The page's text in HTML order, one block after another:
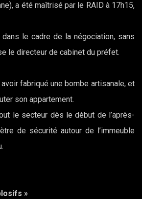
a été maîtrisé par le RAID à 17h15,
le cadre de la négociation, sans
le directeur de cabinet du préfet.
avoir fabriqué une bombe artisanale, et
son appartement.
le secteur dès le début de l’après-
de sécurité autour de l’immeuble
»